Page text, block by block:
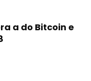
a do Bitcoin e